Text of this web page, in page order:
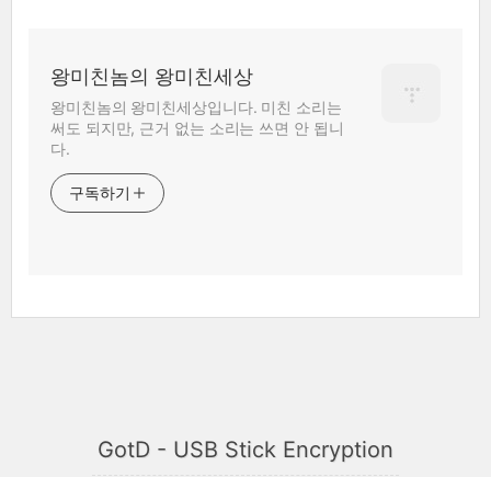
왕미친놈의 왕미친세상
왕미친놈의 왕미친세상입니다. 미친 소리는
써도 되지만, 근거 없는 소리는 쓰면 안 됩니
다.
구독하기
GotD - USB Stick Encryption